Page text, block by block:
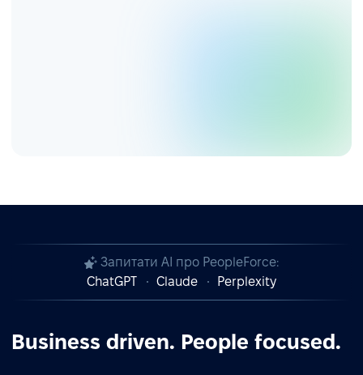
Запитати AI про PeopleForce:
ChatGPT
Claude Perplexity
Business driven. People focused.